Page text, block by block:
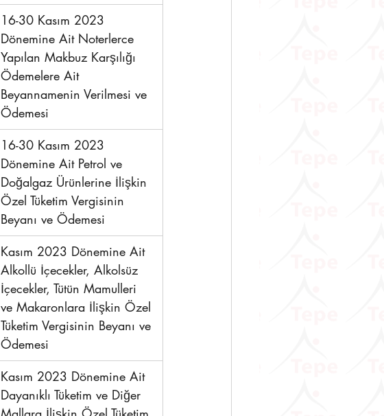
16-30 Kasım 2023
Dönemine Ait Noterlerce
Yapılan Makbuz Karşılığı
Ödemelere Ait
Beyannamenin Verilmesi ve
Ödemesi
16-30 Kasım 2023
Dönemine Ait Petrol ve
Doğalgaz Ürünlerine İlişkin
Özel Tüketim Vergisinin
Beyanı ve Ödemesi
Kasım 2023 Dönemine Ait
Alkollü İçecekler, Alkolsüz
İçecekler, Tütün Mamulleri
ve Makaronlara İlişkin Özel
Tüketim Vergisinin Beyanı ve
Ödemesi
Kasım 2023 Dönemine Ait
Dayanıklı Tüketim ve Diğer